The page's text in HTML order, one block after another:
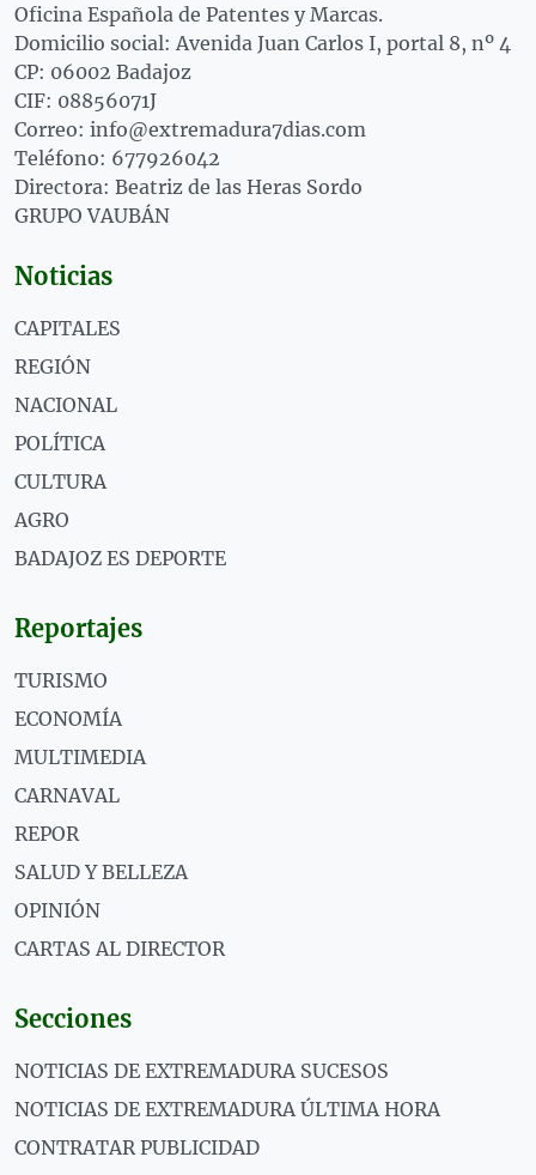
Oficina Española de Patentes y Marcas.
Domicilio social: Avenida Juan Carlos I, portal 8, nº 4
CP: 06002 Badajoz
CIF: 08856071J
Correo: info@extremadura7dias.com
Teléfono: 677926042
Directora: Beatriz de las Heras Sordo
GRUPO VAUBÁN
Noticias
CAPITALES
REGIÓN
NACIONAL
POLÍTICA
CULTURA
AGRO
BADAJOZ ES DEPORTE
Reportajes
TURISMO
ECONOMÍA
MULTIMEDIA
CARNAVAL
REPOR
SALUD Y BELLEZA
OPINIÓN
CARTAS AL DIRECTOR
Secciones
NOTICIAS DE EXTREMADURA SUCESOS
NOTICIAS DE EXTREMADURA ÚLTIMA HORA
CONTRATAR PUBLICIDAD